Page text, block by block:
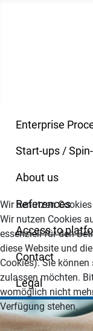
Enterprise
Start-ups /
About us
References
Access to
Contact
Legal
Wir benutzen Cookies
Wir nutzen Cookies
essenziell für den
diese Website und
Cookies). Sie
zulassen möchten.
womöglich nicht
Verfügung stehen.